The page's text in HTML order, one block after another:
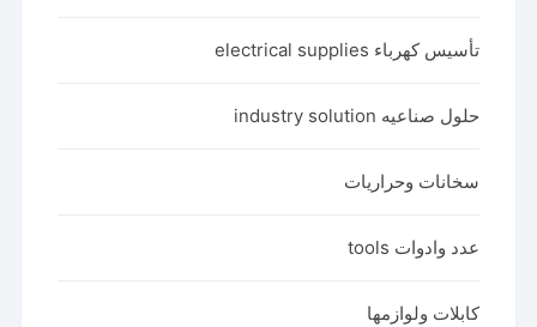
تأسيس كهرباء electrical supplies
حلول صناعيه industry solution
سخانات وحراريات
عدد وادوات tools
كابلات ولوازمها